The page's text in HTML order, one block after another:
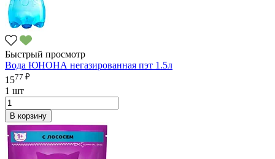
Быстрый просмотр
Вода ЮНОНА негазированная пэт 1.5л
1577 ₽
1 шт
В корзину